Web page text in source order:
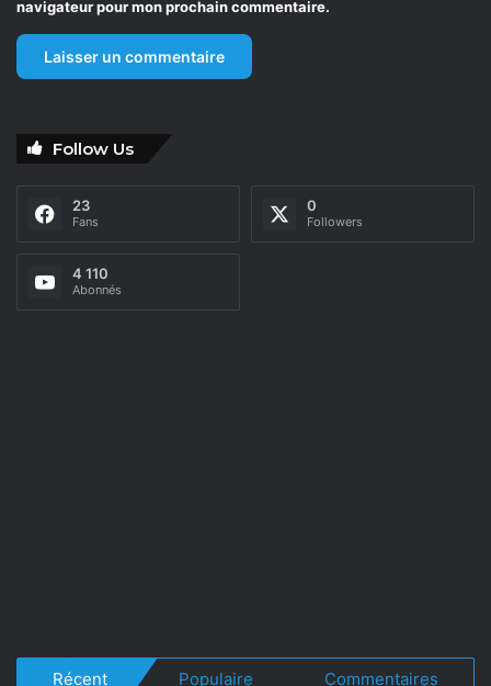
navigateur pour mon prochain commentaire.
Follow Us
23
Fans
0
Followers
4 110
Abonnés
Récent Populaire Commentaires